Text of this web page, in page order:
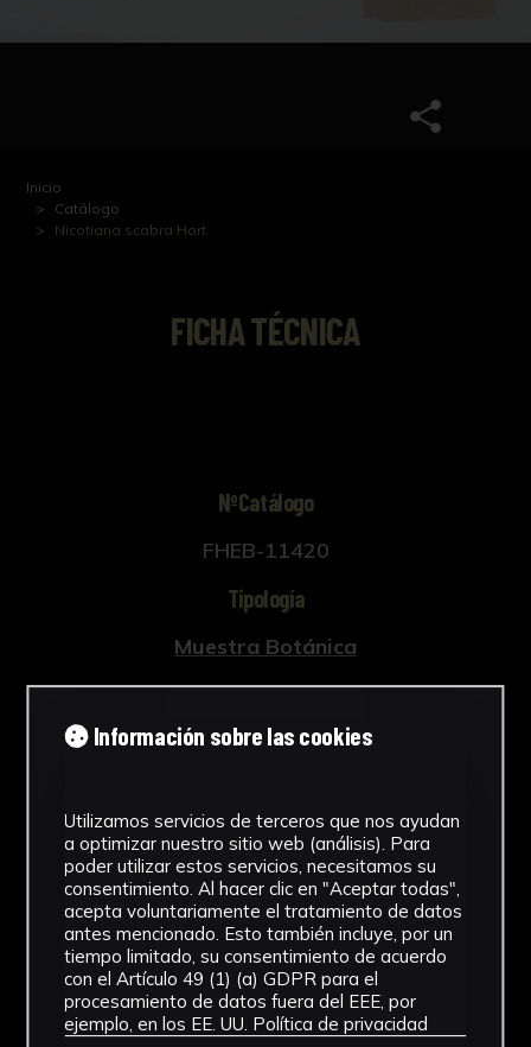
Inicio
Catálogo
Nicotiana scabra Hort.
FICHA TÉCNICA
NºCatálogo
FHEB-11420
Tipología
Muestra Botánica
Cronología
SF
Fondo Herbario
Inscripciones
U-081
Género
Nicotiana
Información sobre las cookies
Utilizamos servicios de terceros que nos ayudan
a optimizar nuestro sitio web (análisis). Para
poder utilizar estos servicios, necesitamos su
consentimiento. Al hacer clic en "Aceptar todas",
acepta voluntariamente el tratamiento de datos
antes mencionado. Esto también incluye, por un
tiempo limitado, su consentimiento de acuerdo
con el Artículo 49 (1) (a) GDPR para el
procesamiento de datos fuera del EEE, por
ejemplo, en los EE. UU. Política de privacidad